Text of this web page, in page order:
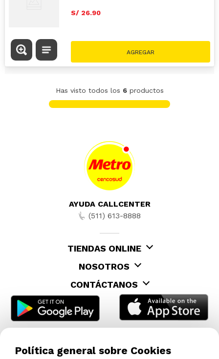
S/ 26.90
Has visto todos los 6productos
AYUDA CALLCENTER
(511) 613-8888
TIENDAS ONLINE
NOSOTROS
CONTÁCTANOS
Política general sobre Cookies